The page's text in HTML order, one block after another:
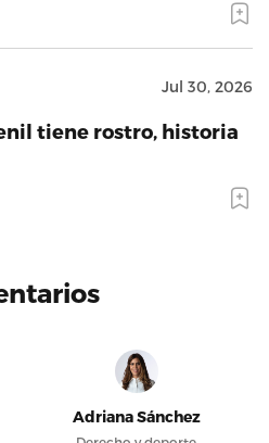
Jul 30, 2026
tiene rostro, historia
Adriana Sánchez